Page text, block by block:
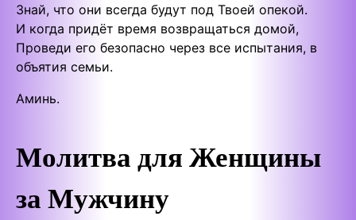
Знай, что они всегда будут под Твоей опекой.
И когда придёт время возвращаться домой,
Проведи его безопасно через все испытания, в
объятия семьи.
Аминь.
Молитва для Женщины
за Мужчину